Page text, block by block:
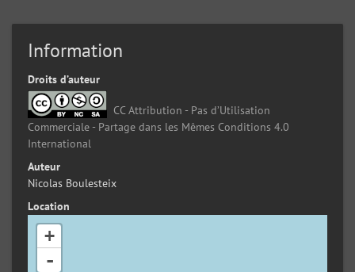
Information
Droits d’auteur
CC Attribution - Pas d’Utilisation
Commerciale - Partage dans les Mêmes Conditions 4.0
International
Auteur
Nicolas Boulesteix
Location
+
-